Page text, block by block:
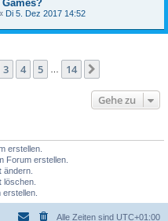
Di 5. Dez 2017 14:52
14
3 4 5 … 14
Gehe zu
erstellen.
Forum erstellen.
ändern.
löschen.
erstellen.
Alle Zeiten sind UTC+01:00